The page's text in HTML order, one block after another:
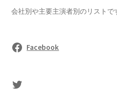
会社別や主要主演者別のリストで
Facebook
sasaki's Twitter